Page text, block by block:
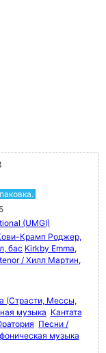
(UMGI)
Крамп Роджер,
бас Kirkby Emma,
/ Хилл Мартин,
(Страсти, Мессы,
музыка Кантата
Песни /
музыка